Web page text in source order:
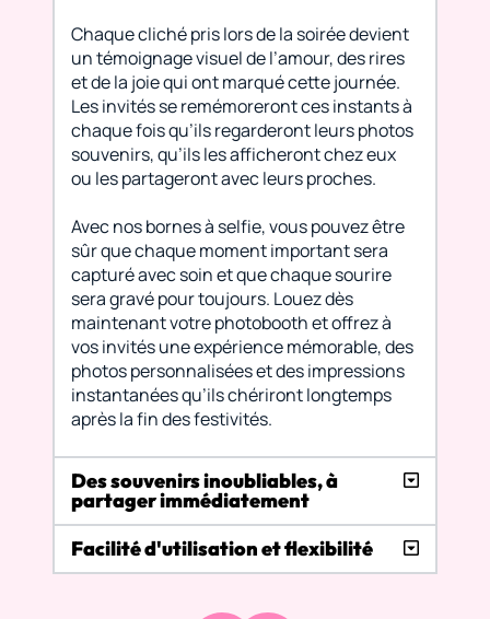
Chaque cliché pris lors de la soirée devient
un témoignage visuel de l’amour, des rires
et de la joie qui ont marqué cette journée.
Les invités se remémoreront ces instants à
chaque fois qu’ils regarderont leurs photos
souvenirs, qu’ils les afficheront chez eux
ou les partageront avec leurs proches.
Avec nos bornes à selfie, vous pouvez être
sûr que chaque moment important sera
capturé avec soin et que chaque sourire
sera gravé pour toujours. Louez dès
maintenant votre photobooth et offrez à
vos invités une expérience mémorable, des
photos personnalisées et des impressions
instantanées qu’ils chériront longtemps
après la fin des festivités.
Des souvenirs inoubliables, à
partager immédiatement
Facilité d'utilisation et flexibilité